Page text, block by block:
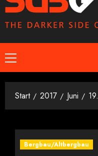
Primäres
Menü
Start 2017 Juni 19.
Bergbau/Altbergbau